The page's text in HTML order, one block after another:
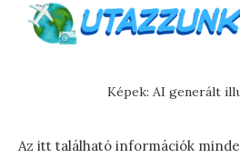
Képek: AI generált
Az itt található információk